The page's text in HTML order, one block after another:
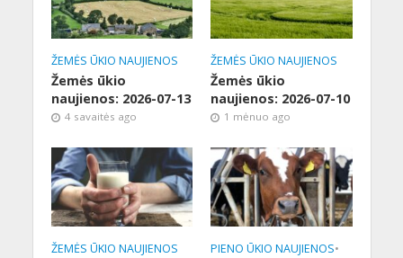
ŽEMĖS ŪKIO NAUJIENOS
Žemės ūkio
naujienos: 2026-07-13
4 savaitės ago
ŽEMĖS ŪKIO NAUJIENOS
Žemės ūkio
naujienos: 2026-07-10
1 mėnuo ago
ŽEMĖS ŪKIO NAUJIENOS PIENO ŪKIO NAUJIENOS•